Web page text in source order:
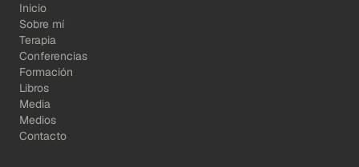
Inicio
Sobre mí
Terapia
Conferencias
Formación
Libros
Media
Medios
Contacto